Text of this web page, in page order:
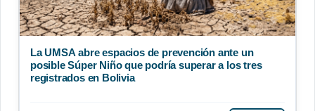
La UMSA abre espacios de prevención ante un
posible Súper Niño que podría superar a los tres
registrados en Bolivia